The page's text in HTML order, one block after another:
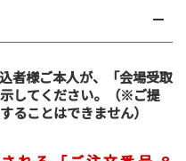
者様ご本人が、「会場受取
してください。（※ご提
ることはできません）